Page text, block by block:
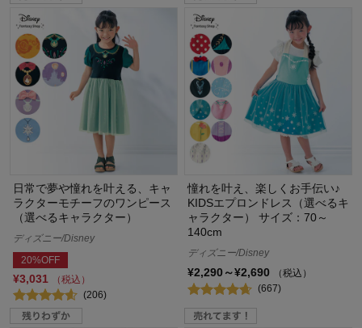
日常で夢や憧れを叶える、キャ
ラクターモチーフのワンピース
（選べるキャラクター）
ディズニー/Disney
20%OFF
¥3,031
（税込）
(206)
憧れを叶え、楽しくお手伝い♪
KIDSエプロンドレス（選べるキ
ャラクター） サイズ：70～
140cm
ディズニー/Disney
¥2,290～¥2,690
（税込）
(667)